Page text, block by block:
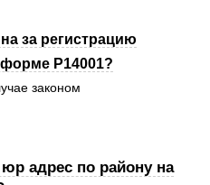
за регистрацию
Р14001?
законом
адрес по району на